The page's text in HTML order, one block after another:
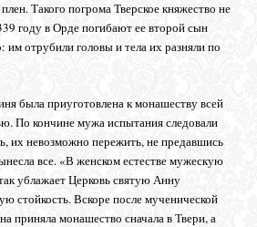
Такого погрома Тверское княжество не
году в Орде погибают ее второй сын
отрубили головы и тела их разняли по
была приуготовлена к монашеству всей
По кончине мужа испытания следовали
их невозможно пережить, не предавшись
все. «В женском естестве мужескую
ублажает Церковь святую Анну
стойкость. Вскоре после мученической
приняла монашество сначала в Твери, а